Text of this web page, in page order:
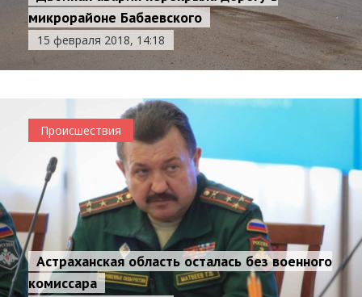
микрорайоне Бабаевского
15 февраля 2018, 14:18
Происшествия
Астраханская область осталась без военного
комиссара